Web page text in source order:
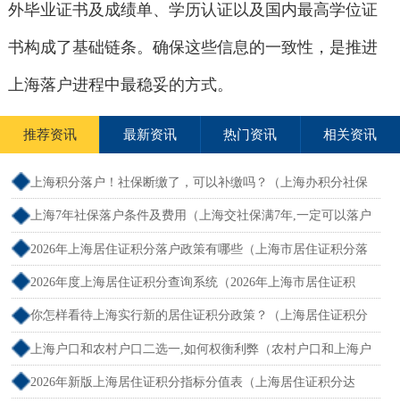
外毕业证书及成绩单、学历认证以及国内最高学位证
书构成了基础链条。确保这些信息的一致性，是推进
上海落户进程中最稳妥的方式。
推荐资讯 最新资讯 热门资讯 相关资讯
上海积分落户！社保断缴了，可以补缴吗？（上海办积分社保
断交需要重新计算吗）
上海7年社保落户条件及费用（上海交社保满7年,一定可以落户
吗？）
2026年上海居住证积分落户政策有哪些（上海市居住证积分落
户政策2026年）
2026年度上海居住证积分查询系统（2026年上海市居住证积
分）
你怎样看待上海实行新的居住证积分政策？（上海居住证积分
新规）
上海户口和农村户口二选一,如何权衡利弊（农村户口和上海户
口哪个值钱）
2026年新版上海居住证积分指标分值表（上海居住证积分达